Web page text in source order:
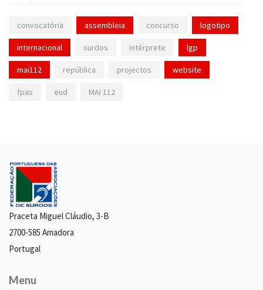
convocatória assembleia concurso logotipo
internacional surdos intérprete lgp
mai112 república projectos website
fpas eud MAI 112
Praceta Miguel Cláudio, 3-B
2700-585 Amadora
Portugal
Menu